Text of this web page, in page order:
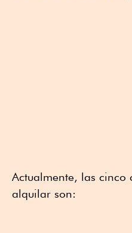
Actualmente, las cinco
alquilar son: